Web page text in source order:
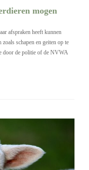
mogen
afspraken heeft kunnen
schapen en geiten op te
door de politie of de NVWA